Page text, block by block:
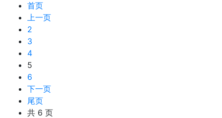
首页
上一页
2
3
4
5
6
下一页
尾页
共 6 页